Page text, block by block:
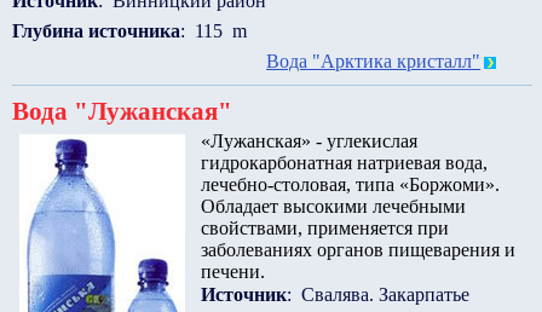
Глубина источника: 115 m
Вода "Арктика кристалл"
Вода "Лужанская"
«Лужанская» - углекислая
гидрокарбонатная натриевая вода,
лечебно-столовая, типа «Боржоми».
Обладает высокими лечебными
свойствами, применяется при
заболеваниях органов пищеварения и
печени.
Источник: Свалява. Закарпатье